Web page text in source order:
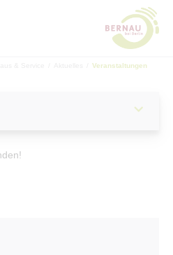
Veranstaltungen